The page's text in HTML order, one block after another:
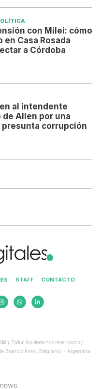
con Milei: cómo
en Casa Rosada
a Córdoba
al intendente
de Allen por una
presunta corrupción
STAFF CONTACTO
/ Todos los derechos reservados /
Buenos Aires (Belgrano) - Argentina